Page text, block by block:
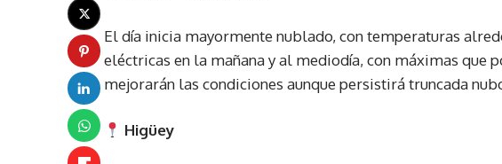
El día inicia mayormente nublado, con temperaturas
eléctricas en la mañana y al mediodía, con máximas que
mejorarán las condiciones aunque persistirá truncada
Higüey